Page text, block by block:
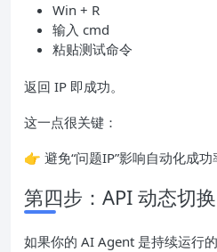
Win + R
输入 cmd
粘贴测试命令
返回 IP 即成功。
这一点很关键：
👉 避免“问题IP”影响自动化成功
第四步：API 动态切
如果你的 AI Agent 是持续运行